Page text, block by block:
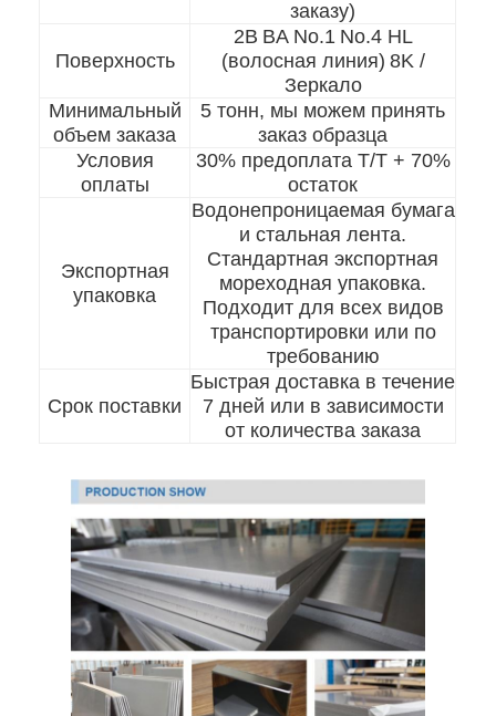
Продукты
Видеозаписи
Экскурсия по заводу
Свяжитесь с нами
холоднопрокатный лист нержавеющей стали
Холоднопрокатная катушка нержавеющей стали
горячекатаный лист нержавеющей стали
Горячекатаная катушка нержавеющей стали
заказу)
Поверхность
2B BA No.1 No.4 HL
(волосная линия) 8K /
Зеркало
Минимальный
объем заказа
5 тонн, мы можем принять
заказ образца
Условия
оплаты
30% предоплата T/T + 70%
остаток
Экспортная
упаковка
Водонепроницаемая бумага
и стальная лента.
Стандартная экспортная
мореходная упаковка.
Подходит для всех видов
транспортировки или по
требованию
Срок поставки
Быстрая доставка в течение
7 дней или в зависимости
от количества заказа